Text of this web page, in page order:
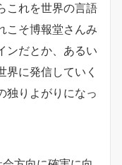
これを世界の言語
こそ博報堂さんみ
ンだとか、あるい
界に発信していく
独りよがりになっ